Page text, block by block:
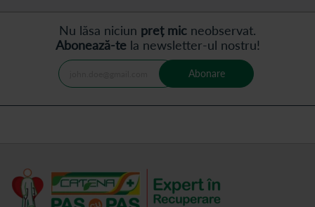
Nu lăsa niciun preț mic neobservat.
Abonează-tela newsletter-ul nostru!
Abonare